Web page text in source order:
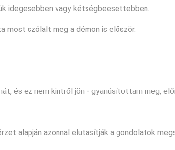
idegesebben vagy kétségbeesettebben.
most szólalt meg a démon is először.
és ez nem kintről jön - gyanúsítottam meg,
alapján azonnal elutasítják a gondolatok